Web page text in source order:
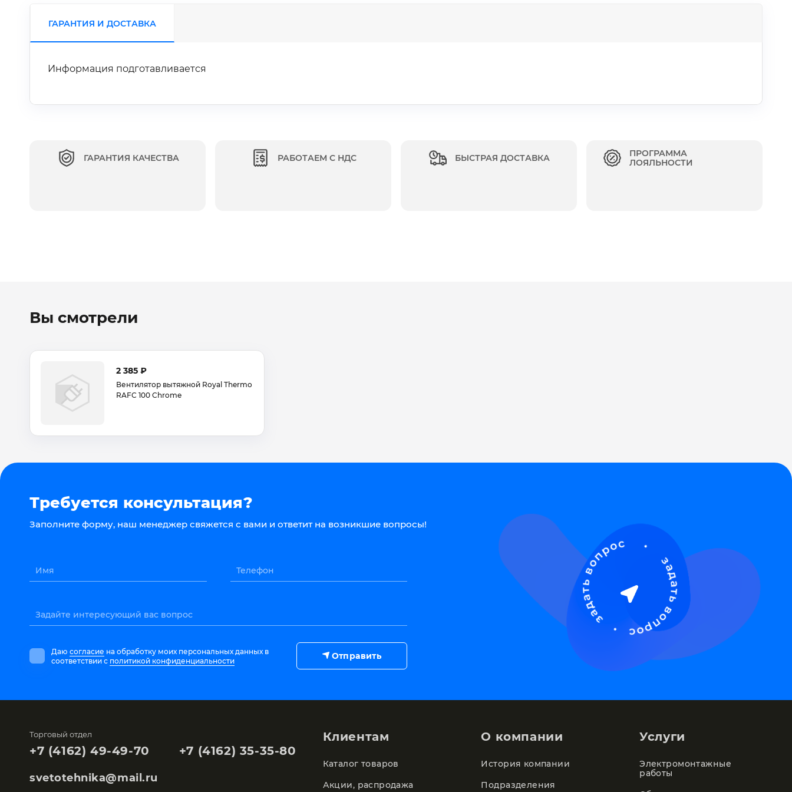
ГАРАНТИЯ И ДОСТАВКА
Информация подготавливается
ГАРАНТИЯ КАЧЕСТВА РАБОТАЕМ С НДС БЫСТРАЯ ДОСТАВКА
ПРОГРАММА
ЛОЯЛЬНОСТИ
Вы смотрели
2 385 ₽
Вентилятор вытяжной Royal Thermo
RAFC 100 Chrome
Требуется консультация?
Заполните форму, наш менеджер свяжется с вами и ответит на возникшие вопросы!
Имя Телефон
Задайте интересующий вас вопрос
Даю согласие на обработку моих персональных данных в
соответствии с политикой конфиденциальности Отправить
Торговый отдел
+7 (4162) 49-49-70 +7 (4162) 35-35-80
svetotehnika@mail.ru
Клиентам
Каталог товаров
Акции, распродажа
О компании
История компании
Подразделения
Услуги
Электромонтажные
работы